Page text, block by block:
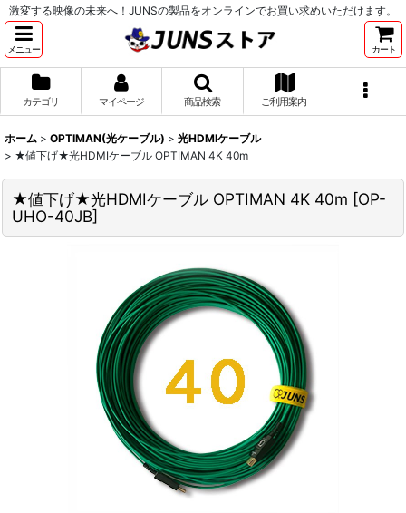
激変する映像の未来へ！JUNSの製品をオンラインでお買い求めいただけます。
メニュー カート
カテゴリ マイページ 商品検索 ご利用案内
ホーム > OPTIMAN(光ケーブル) > 光HDMIケーブル
> ★値下げ★光HDMIケーブル OPTIMAN 4K 40m
★値下げ★光HDMIケーブル OPTIMAN 4K 40m [OP-
UHO-40JB]